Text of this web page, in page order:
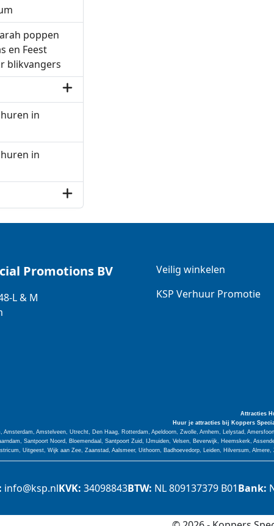
poppen
en Feest
blikvangers
in
in
Promotions BV
L & M
Veilig winkelen
KSP Verhuur Promotie
Attracties
Huur je attracties bij Koppers
Amsterdam, Amstelveen, Utrecht, Den Haag, Rotterdam, Apeldoorn, Zwolle, Arnhem, Lelystad,
Santpoort Noord, Bloemendaal, Santpoort Zuid, IJmuiden, Velsen, Beverwijk, Heemskerk,
Uitgeest, Wijk aan Zee, Zaanstad, Aalsmeer, Uithoorn, Badhoevedorp, Leiden, Hilversum,
info@ksp.nlKVK: 34098843BTW: NL 809137379 B01Bank: